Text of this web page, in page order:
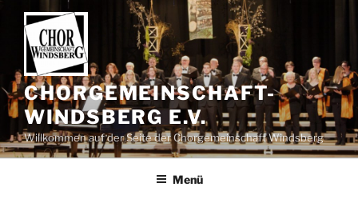
Zum
Inhalt
springen
CHORGEMEINSCHAFT-
WINDSBERG E.V.
Willkommen auf der Seite der Chorgemeinschaft Windsberg
Menü